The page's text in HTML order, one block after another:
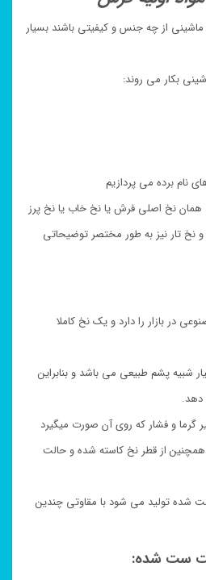
ماشینی از چه جنس و کیفیتی باشند بسیار
بکار می روند:
نام برده می پردازیم
همان نخ اصلی فرش یا نخ خاب یا نخ پرز
نخ تار نیز به طور مختصر توضیحاتی
در بازار را دارد و یک نخ کاملا
شبیه پشم طبیعی می باشد و بنابراین
دهد.
گرما و فشار که روی آن صورت میگیرد
از قطر نخ کاسته شده و حالت
شده تولید می شود با مقاوتی چندین
ست شده: